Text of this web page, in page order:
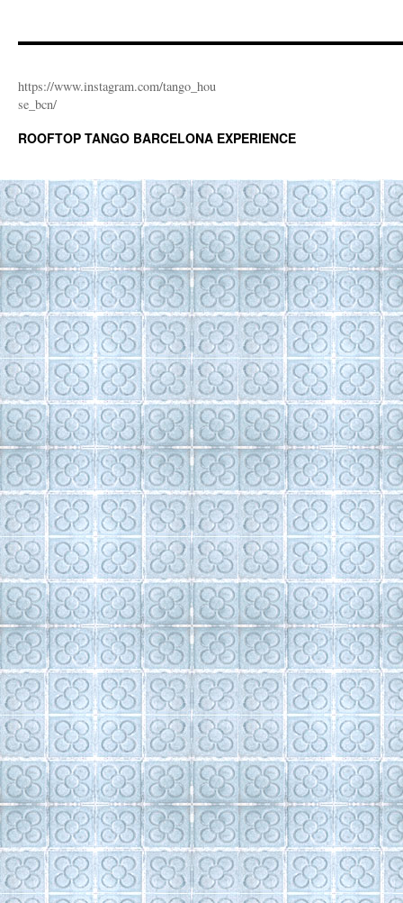
https://www.instagram.com/tango_hou
se_bcn/
ROOFTOP TANGO BARCELONA EXPERIENCE